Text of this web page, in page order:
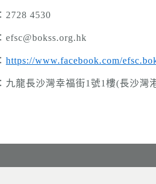
2728 4530
efsc@bokss.org.hk
https://www.facebook.com/
九龍長沙灣幸福街1號1樓(長沙灣